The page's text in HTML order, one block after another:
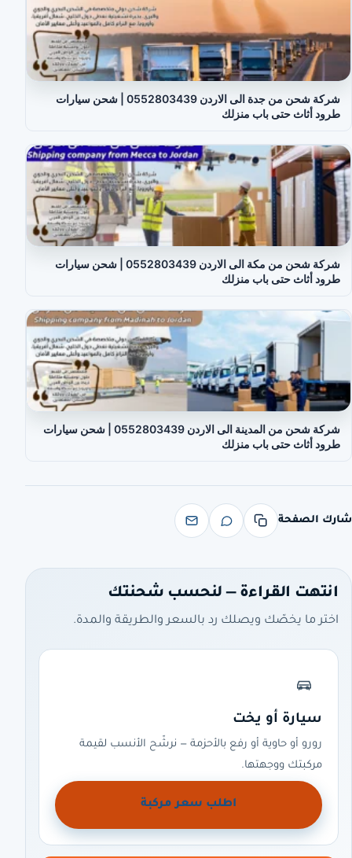
شركة شحن من جدة الى الاردن 0552803439 | شحن سيارات
طرود أثاث حتى باب منزلك
شركة شحن من مكة الى الاردن 0552803439 | شحن سيارات
طرود أثاث حتى باب منزلك
شركة شحن من المدينة الى الاردن 0552803439 | شحن سيارات
طرود أثاث حتى باب منزلك
شارك الصفحة
انتهت القراءة — لنحسب شحنتك
اختر ما يخصّك ويصلك رد بالسعر والطريقة والمدة.
سيارة أو يخت
رورو أو حاوية أو رفع بالأحزمة — نرشّح الأنسب لقيمة
مركبتك ووجهتها.
اطلب سعر مركبة